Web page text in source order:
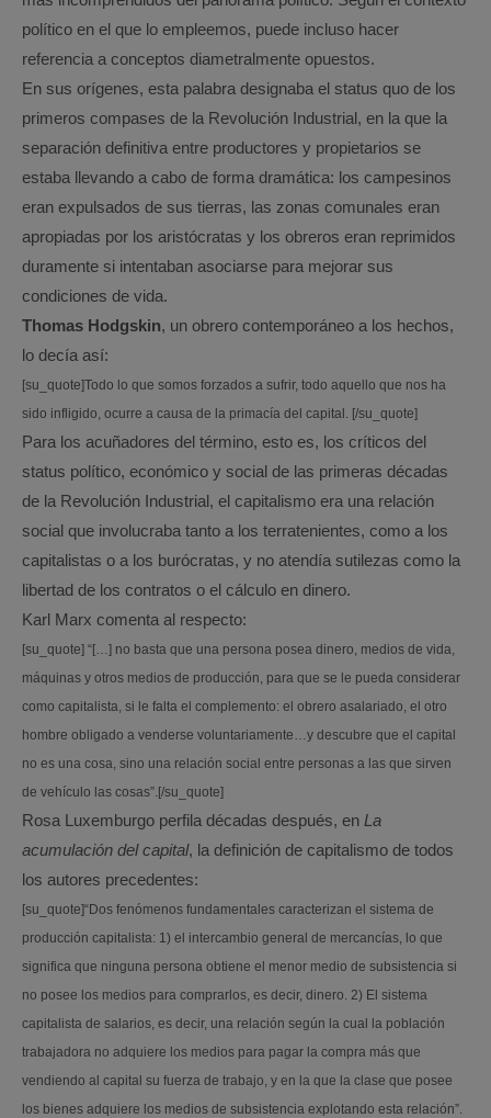
político en el que lo empleemos, puede incluso hacer
referencia a conceptos diametralmente opuestos.
En sus orígenes, esta palabra designaba el status quo de los
primeros compases de la Revolución Industrial, en la que la
separación definitiva entre productores y propietarios se
estaba llevando a cabo de forma dramática: los campesinos
eran expulsados de sus tierras, las zonas comunales eran
apropiadas por los aristócratas y los obreros eran reprimidos
duramente si intentaban asociarse para mejorar sus
condiciones de vida.
Thomas Hodgskin, un obrero contemporáneo a los hechos,
lo decía así:
[su_quote]Todo lo que somos forzados a sufrir, todo aquello que nos ha
sido infligido, ocurre a causa de la primacía del capital. [/su_quote]
Para los acuñadores del término, esto es, los críticos del
status político, económico y social de las primeras décadas
de la Revolución Industrial, el capitalismo era una relación
social que involucraba tanto a los terratenientes, como a los
capitalistas o a los burócratas, y no atendía sutilezas como la
libertad de los contratos o el cálculo en dinero.
Karl Marx comenta al respecto:
[su_quote] “[…] no basta que una persona posea dinero, medios de vida,
máquinas y otros medios de producción, para que se le pueda considerar
como capitalista, si le falta el complemento: el obrero asalariado, el otro
hombre obligado a venderse voluntariamente…y descubre que el capital
no es una cosa, sino una relación social entre personas a las que sirven
de vehículo las cosas”.[/su_quote]
Rosa Luxemburgo perfila décadas después, en La
acumulación del capital, la definición de capitalismo de todos
los autores precedentes:
[su_quote]“Dos fenómenos fundamentales caracterizan el sistema de
producción capitalista: 1) el intercambio general de mercancías, lo que
significa que ninguna persona obtiene el menor medio de subsistencia si
no posee los medios para comprarlos, es decir, dinero. 2) El sistema
capitalista de salarios, es decir, una relación según la cual la población
trabajadora no adquiere los medios para pagar la compra más que
vendiendo al capital su fuerza de trabajo, y en la que la clase que posee
los bienes adquiere los medios de subsistencia explotando esta relación”.